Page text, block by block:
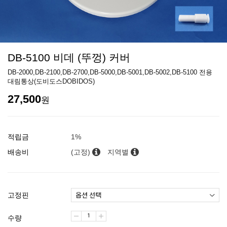
DB-5100 비데 (뚜껑) 커버
DB-2000,DB-2100,DB-2700,DB-5000,DB-5001,DB-5002,DB-5100 전용
대림통상(도비도스DOBIDOS)
27,500원
적립금
1%
배송비
(고정) 지역별
고정핀
수량